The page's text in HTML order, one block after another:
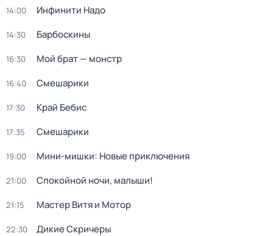
14:00 Инфинити Надо
14:30 Барбоскины
16:30 Мой брат — монстр
16:40 Смешарики
17:30 Край Бебис
17:35 Смешарики
19:00 Мини-мишки: Новые приключения
21:00 Спокойной ночи, малыши!
21:15 Мастер Витя и Мотор
22:30 Дикие Скричеры